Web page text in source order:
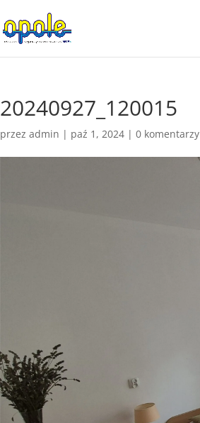
20240927_120015
przezadmin | paź 1, 2024 |0 komentarzy